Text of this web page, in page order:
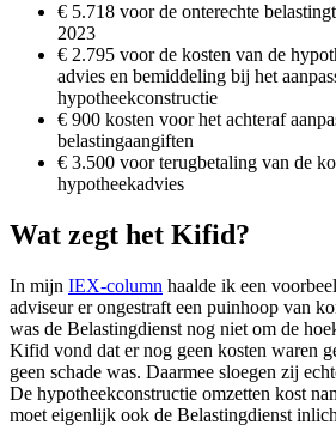
€ 5.718 voor de onterechte
2023
€ 2.795 voor de kosten van de
advies en bemiddeling bij het
hypotheekconstructie
€ 900 kosten voor het achteraf
belastingaangiften
€ 3.500 voor terugbetaling van de
hypotheekadvies
Wat zegt het Kifid?
In mijn IEX-column haalde ik een
adviseur er ongestraft een puinhoop van
was de Belastingdienst nog niet om de
Kifid vond dat er nog geen kosten waren
geen schade was. Daarmee sloegen zij
De hypotheekconstructie omzetten kost
moet eigenlijk ook de Belastingdienst